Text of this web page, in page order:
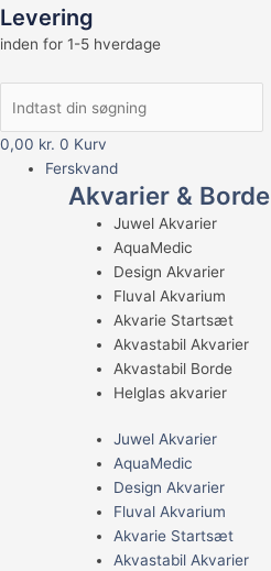
Levering
inden for 1-5 hverdage
0,00 kr. 0 Kurv
Ferskvand
Akvarier & Borde
Juwel Akvarier
AquaMedic
Design Akvarier
Fluval Akvarium
Akvarie Startsæt
Akvastabil Akvarier
Akvastabil Borde
Helglas akvarier
Juwel Akvarier
AquaMedic
Design Akvarier
Fluval Akvarium
Akvarie Startsæt
Akvastabil Akvarier